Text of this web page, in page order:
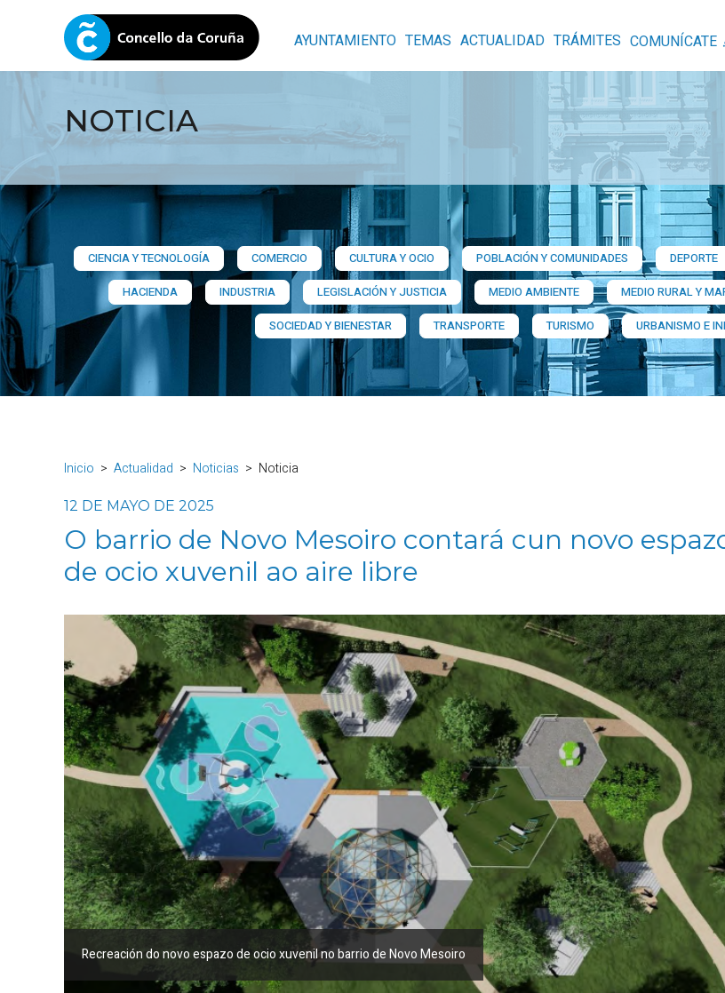
AYUNTAMIENTO TEMAS ACTUALIDAD TRÁMITES COMUNÍCATE
NOTICIA
CIENCIA Y TECNOLOGÍA COMERCIO CULTURA Y OCIO POBLACIÓN Y COMUNIDADES DEPORTE
HACIENDA
INDUSTRIA LEGISLACIÓN Y JUSTICIA MEDIO AMBIENTE MEDIO RURAL Y
SOCIEDAD Y BIENESTAR
TRANSPORTE TURISMO URBANISMO E
Inicio Actualidad Noticias Noticia
12 DE MAYO DE 2025
O barrio de Novo Mesoiro contará cun novo
de ocio xuvenil ao aire libre
Recreación do novo espazo de ocio xuvenil no barrio de Novo Mesoiro